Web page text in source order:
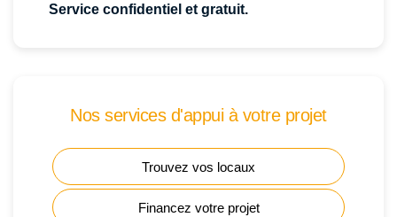
Service confidentiel et gratuit.
Nos services d'appui à votre projet
Trouvez vos locaux
Financez votre projet